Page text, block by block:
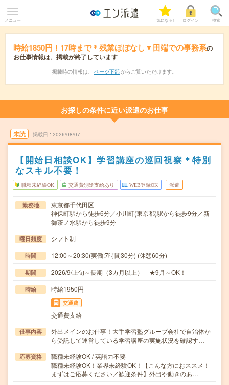
メニュー 気になる! ログイン 検索
時給1850円！17時まで＊残業ほぼなし▼田端での事務系の
お仕事情報は、掲載が終了しています
掲載時の情報は、 ページ下部 からご覧いただけます。
お探しの条件に近い派遣のお仕事
未読 掲載日 2026/08/07
【開始日相談OK】学習講座の巡回視察＊特別
なスキル不要！
職種未経験OK 交通費別途支給あり WEB登録OK 派遣
勤務地
東京都千代田区
神保町駅から徒歩6分／小川町(東京都)駅から徒歩9分／新
御茶ノ水駅から徒歩9分
曜日頻度 シフト制
時間 12:00～20:30(実働:7時間30分) (休憩60分)
期間 2026/9/上旬～長期（3カ月以上） ★9月～OK！
時給 時給1950円
交通費
交通費支給
仕事内容
外出メインのお仕事！大手学習塾グループ会社で自治体か
ら受託して運営している学習講座の実施状況を確認す…
応募資格
職種未経験OK / 英語力不要
職種未経験OK！業界未経験OK！【こんな方におススメ！
まずはご応募ください／歓迎条件】外出や動きのあ…